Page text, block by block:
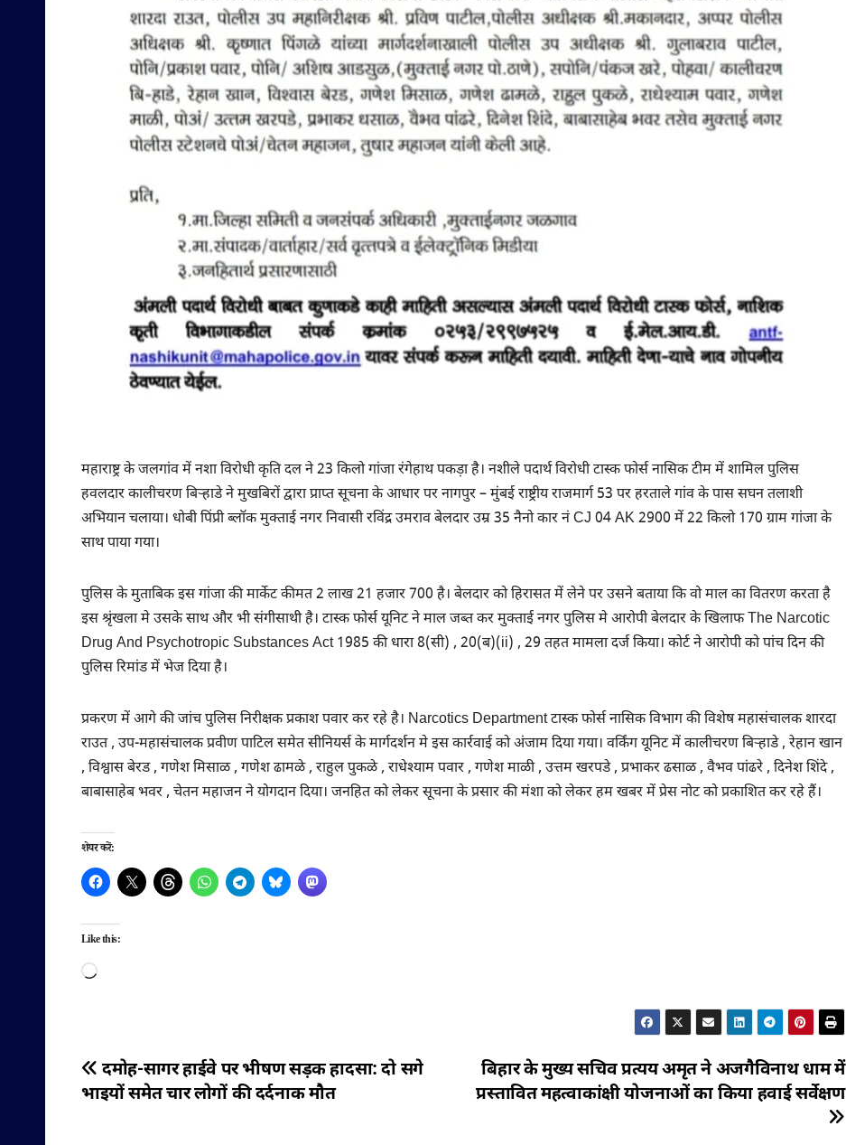
महाराष्ट्र के जलगांव में नशा विरोधी कृति दल ने 23 किलो गांजा रंगेहाथ पकड़ा है। नशीले पदार्थ विरोधी टास्क फोर्स नासिक टीम में शामिल पुलिस
हवलदार कालीचरण बिऱ्हाडे ने मुखबिरों द्वारा प्राप्त सूचना के आधार पर नागपुर – मुंबई राष्ट्रीय राजमार्ग 53 पर हरताले गांव के पास सघन तलाशी
अभियान चलाया। धोबी पिंप्री ब्लॉक मुक्ताई नगर निवासी रविंद्र उमराव बेलदार उम्र 35 नैनो कार नं CJ 04 AK 2900 में 22 किलो 170 ग्राम गांजा के
साथ पाया गया।
पुलिस के मुताबिक इस गांजा की मार्केट कीमत 2 लाख 21 हजार 700 है। बेलदार को हिरासत में लेने पर उसने बताया कि वो माल का वितरण करता है
इस श्रृंखला मे उसके साथ और भी संगीसाथी है। टास्क फोर्स यूनिट ने माल जब्त कर मुक्ताई नगर पुलिस मे आरोपी बेलदार के खिलाफ The Narcotic
Drug And Psychotropic Substances Act 1985 की धारा 8(सी) , 20(ब)(ii) , 29 तहत मामला दर्ज किया। कोर्ट ने आरोपी को पांच दिन की
पुलिस रिमांड में भेज दिया है।
प्रकरण में आगे की जांच पुलिस निरीक्षक प्रकाश पवार कर रहे है। Narcotics Department टास्क फोर्स नासिक विभाग की विशेष महासंचालक शारदा
राउत , उप-महासंचालक प्रवीण पाटिल समेत सीनियर्स के मार्गदर्शन मे इस कार्रवाई को अंजाम दिया गया। वर्किंग यूनिट में कालीचरण बिऱ्हाडे , रेहान खान
, विश्वास बेरड , गणेश मिसाळ , गणेश ढामळे , राहुल पुकळे , राधेश्याम पवार , गणेश माळी , उत्तम खरपडे , प्रभाकर ढसाळ , वैभव पांढरे , दिनेश शिंदे ,
बाबासाहेब भवर , चेतन महाजन ने योगदान दिया। जनहित को लेकर सूचना के प्रसार की मंशा को लेकर हम खबर में प्रेस नोट को प्रकाशित कर रहे हैं।
शेयर करें:
Like this:
Loading…
पोस्ट
नेविगेशन
बिहार के मुख्य सचिव प्रत्यय अमृत ने अजगैविनाथ धाम में
प्रस्तावित महत्वाकांक्षी योजनाओं का किया हवाई सर्वेक्षण
दमोह-सागर हाईवे पर भीषण सड़क हादसा: दो सगे
भाइयों समेत चार लोगों की दर्दनाक मौत